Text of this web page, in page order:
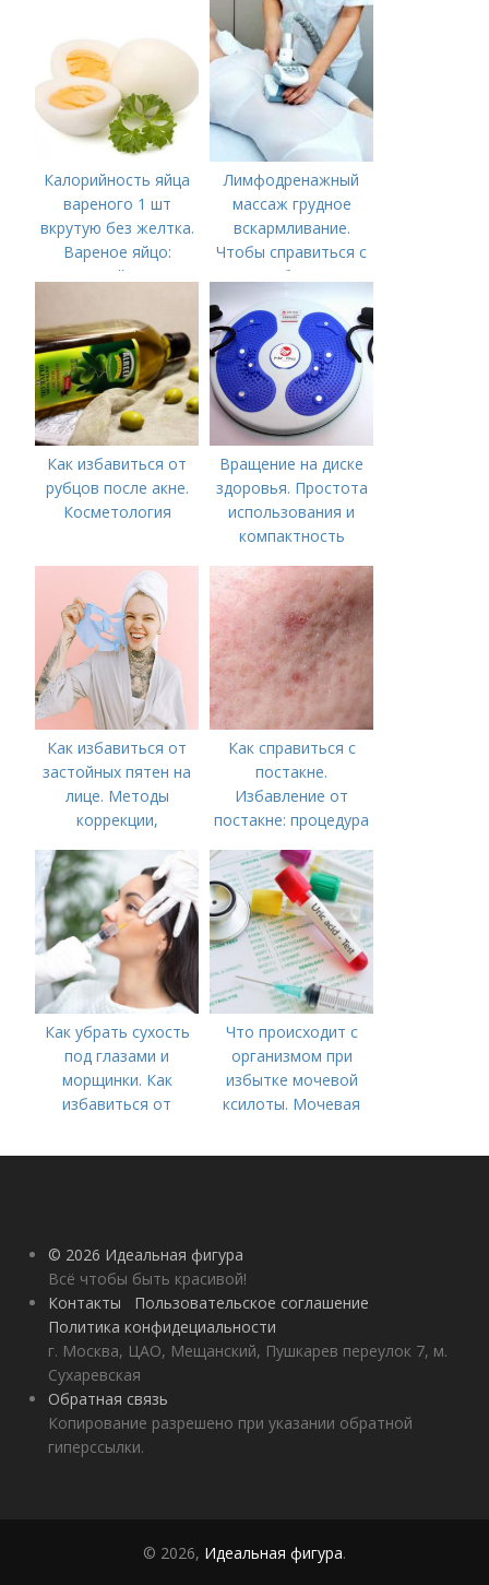
Калорийность яйца
вареного 1 шт
вкрутую без желтка.
Вареное яйцо:
калорийность
Лимфодренажный
массаж грудное
вскармливание.
Чтобы справиться с
нагрубанием,
необходимо
предпринять
следующие действия:
Как избавиться от
рубцов после акне.
Косметология
Вращение на диске
здоровья. Простота
использования и
компактность
Как избавиться от
застойных пятен на
лице. Методы
коррекции,
акне и удаления
рубцов и шрамов
постакне
Как справиться с
постакне.
Избавление от
постакне: процедура
Как убрать сухость
под глазами и
морщинки. Как
избавиться от
косметологические
Что происходит с
организмом при
избытке мочевой
ксилоты. Мочевая
норма и отклонения
© 2026 Идеальная фигура
Всё чтобы быть красивой!
Контакты
Пользовательское соглашение
Политика конфидециальности
г. Москва, ЦАО, Мещанский, Пушкарев переулок 7, м.
Сухаревская
Обратная связь
Копирование разрешено при указании обратной
гиперссылки.
© 2026, Идеальная фигура.